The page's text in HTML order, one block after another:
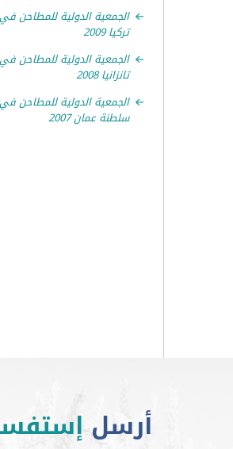
الجمعية الدولية للمطاحن
تركيا 2009
الجمعية الدولية للمطاحن
تانزانيا 2008
الجمعية الدولية للمطاحن
سلطنة عمان 2007
أرسل